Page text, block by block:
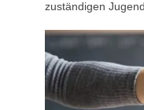
zuständigen